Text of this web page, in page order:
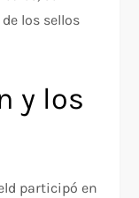
los sellos
y los
participó en